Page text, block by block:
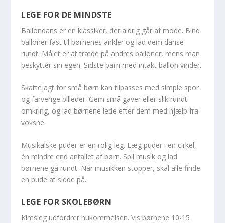
LEGE FOR DE MINDSTE
Ballondans er en klassiker, der aldrig går af mode. Bind
balloner fast til børnenes ankler og lad dem danse
rundt. Målet er at træde på andres balloner, mens man
beskytter sin egen. Sidste barn med intakt ballon vinder.
Skattejagt for små børn kan tilpasses med simple spor
og farverige billeder. Gem små gaver eller slik rundt
omkring, og lad børnene lede efter dem med hjælp fra
voksne.
Musikalske puder er en rolig leg. Læg puder i en cirkel,
én mindre end antallet af børn. Spil musik og lad
børnene gå rundt. Når musikken stopper, skal alle finde
en pude at sidde på.
LEGE FOR SKOLEBØRN
Kimsleg udfordrer hukommelsen. Vis børnene 10-15